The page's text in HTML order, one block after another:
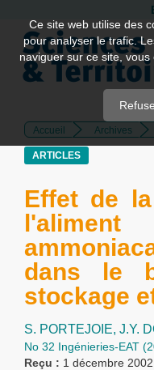
Quick
jump
page
Main
Navigation
Sidebar
Accueil Archives
ARTICLES
Effet de
dans le
stockage
S. PORTEJOIE, J.Y.
No 32 Ingénieries-EAT
Reçu : 1 décembre
Ce site web utilise des
pour analyser le trafic.
naviguer sur ce site,